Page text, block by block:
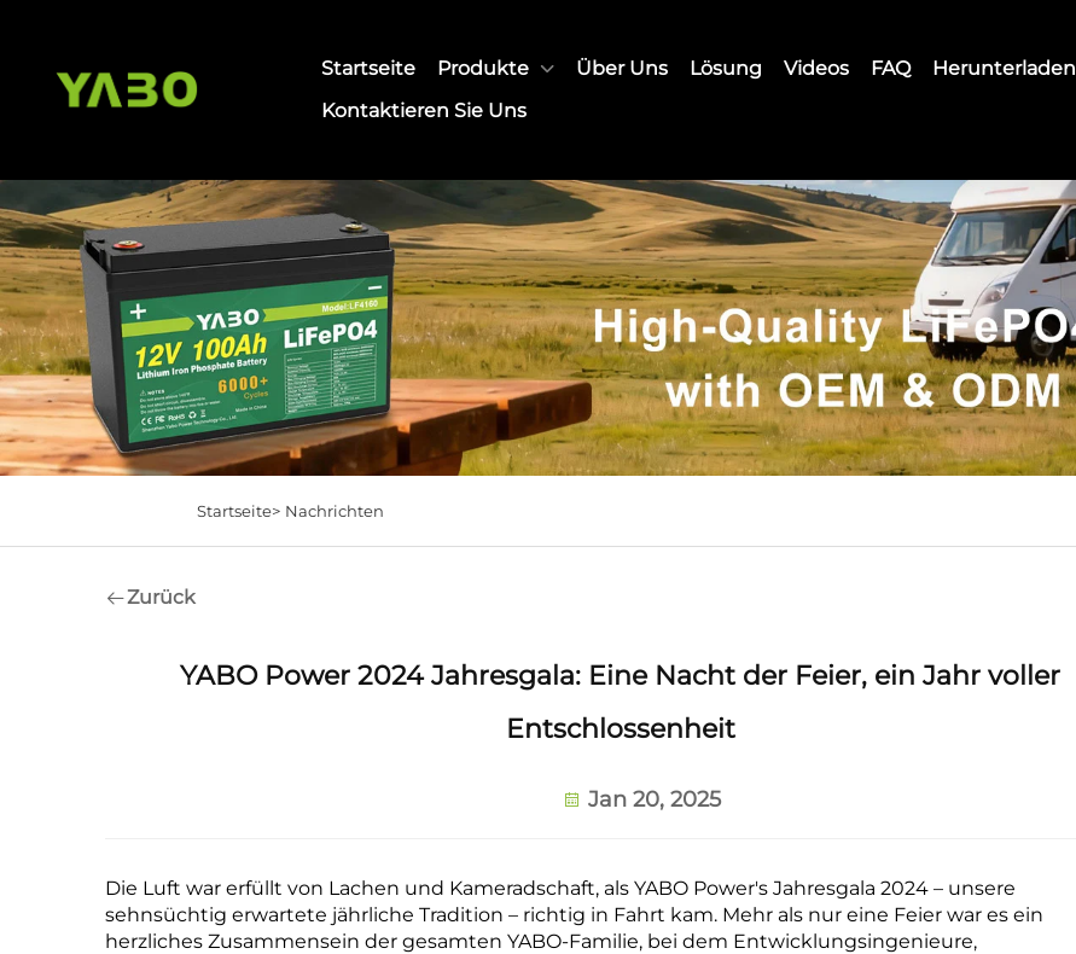
Startseite Produkte Über Uns Lösung Videos FAQ Herunterladen
Kontaktieren Sie Uns
Startseite> Nachrichten
Zurück
YABO Power 2024 Jahresgala: Eine Nacht der Feier, ein Jahr voller
Entschlossenheit
Jan 20, 2025
Die Luft war erfüllt von Lachen und Kameradschaft, als YABO Power's Jahresgala 2024 – unsere
sehnsüchtig erwartete jährliche Tradition – richtig in Fahrt kam. Mehr als nur eine Feier war es ein
herzliches Zusammensein der gesamten YABO-Familie, bei dem Entwicklungsingenieure,